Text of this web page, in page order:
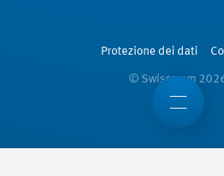
Protezione dei dati
© Swissmem